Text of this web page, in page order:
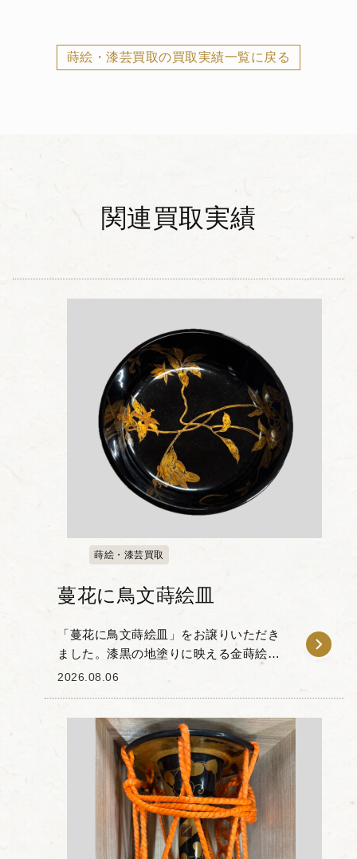
蒔絵・漆芸買取の買取実績一覧に戻る
関連買取実績
蒔絵・漆芸買取
蔓花に鳥文蒔絵皿
「蔓花に鳥文蒔絵皿」をお譲りいただき
ました。漆黒の地塗りに映える金蒔絵が
美しく、植物の優美な蔓や花々が繊細か
が止まっています...
2026.08.06